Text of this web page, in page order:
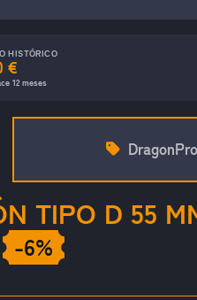
HISTÓRICO
€
12 meses
TIPO D 55
-6%
DragonPro